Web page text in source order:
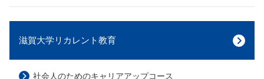
滋賀大学リカレント教育
社会人のためのキャリアアップコース